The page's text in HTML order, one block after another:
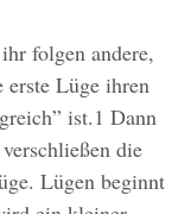
folgen andere,
erste Lüge ihren
ist.1 Dann
die
Lügen beginnt